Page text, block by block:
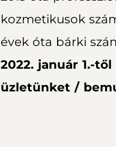
kozmetikusok
évek óta bárki
2022. január 1.-
üzletünket /